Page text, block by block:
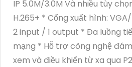
IP 5.0M/3.0M Và nhiều tùy
H.265+ * Cổng xuất hình:
2 input / 1 output * Đa luồng
mạng * Hỗ trợ công nghệ
xem và điều khiển từ xa qua